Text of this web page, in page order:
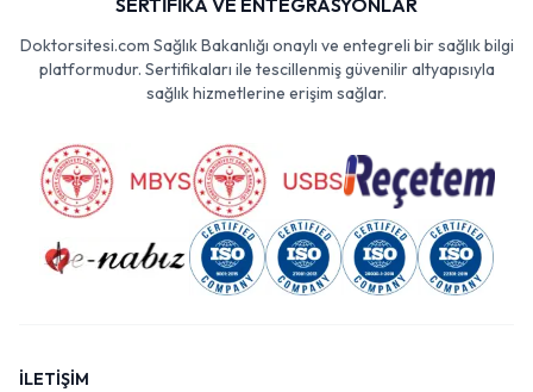
SERTİFİKA VE ENTEGRASYONLAR
Doktorsitesi.com Sağlık Bakanlığı onaylı ve entegreli bir sağlık bilgi
platformudur. Sertifikaları ile tescillenmiş güvenilir altyapısıyla
sağlık hizmetlerine erişim sağlar.
İLETİŞİM